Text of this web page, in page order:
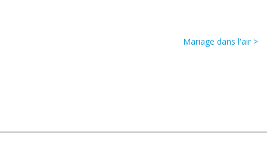
Mariage dans l'air >